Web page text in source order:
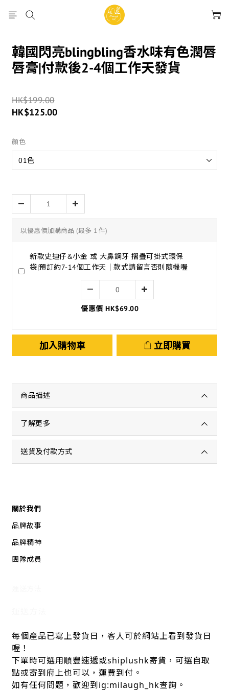
韓國閃亮blingbling香水味有色潤唇
唇膏|付款後2-4個工作天發貨
HK$199.00
HK$125.00
顏色
以優惠價加購商品 (最多 1 件)
新款史迪仔&小金 或 大鼻鋼牙 摺疊可掛式環保
袋|預訂約7-14個工作天｜款式請留言否則隨機喔
優惠價 HK$69.00
加入購物車 立即購買
商品描述
了解更多
送貨及付款方式
關於我們
品牌故事
品牌精神
團隊成員
每個產品已寫上發貨日，客人可於網站上看到發貨日
喔！
下單時可選用順豐速遞或shiplushk寄貨，可選自取
點或寄到府上也可以，運費到付。
如有任何問題，歡迎到ig:milaugh_hk查詢。